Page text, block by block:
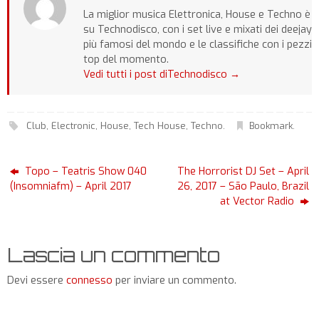
La miglior musica Elettronica, House e Techno è
su Technodisco, con i set live e mixati dei deejay
più famosi del mondo e le classifiche con i pezzi
top del momento.
Vedi tutti i post diTechnodisco →
Club, Electronic, House, Tech House, Techno. Bookmark.
Topo – Teatris Show 040
(Insomniafm) – April 2017
The Horrorist DJ Set – April
26, 2017 – São Paulo, Brazil
at Vector Radio
Lascia un commento
Devi essere connesso per inviare un commento.